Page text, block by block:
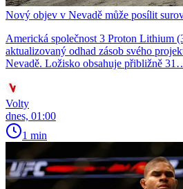
Nový objev v Nevadě může posílit
Americká společnost 3 Proton Lithium
aktualizovaný odhad zásob svého
Nevadě. Ložisko obsahuje přibližně
Volty
dnes, 01:00
1 min